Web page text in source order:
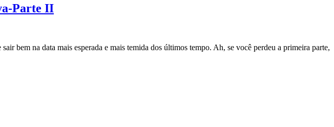
Parte II
bem na data mais esperada e mais temida dos últimos tempo. Ah, se você perdeu a primeira parte,